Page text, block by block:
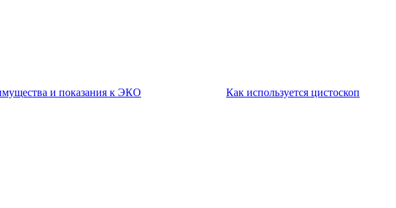
и показания к ЭКО Как используется цистоскоп